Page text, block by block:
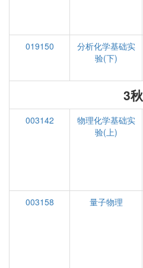
019150
分析化学基础实
验(下)
3秋
003142
物理化学基础实
验(上)
003158
量子物理